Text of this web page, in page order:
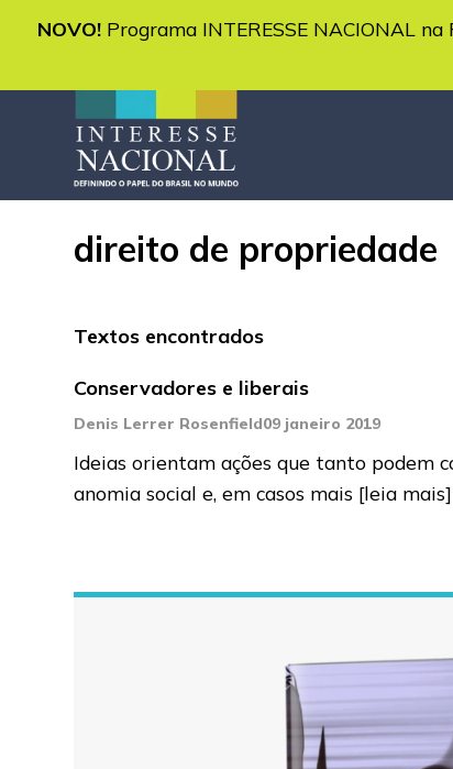
NOVO! Programa INTERESSE NACIONAL
direito de propriedade
Textos encontrados
Conservadores e liberais
Denis Lerrer Rosenfield09 janeiro 2019
Ideias orientam ações que tanto podem
anomia social e, em casos mais [leia mais]